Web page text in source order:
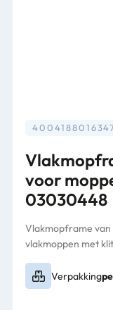
voor
03030448
Vlakmopframe
vlakmoppen met
Verpakking